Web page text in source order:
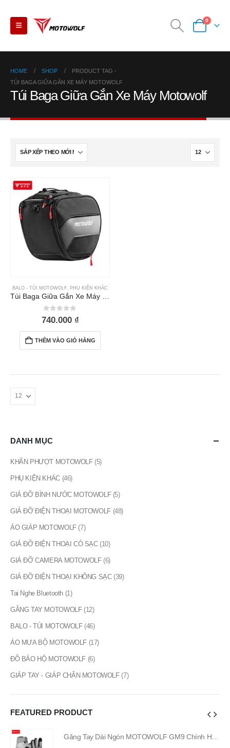
0
HOME SHOP
PRODUCT TAG -
TÚI BAGA GIỮA GẮN XE MÁY MOTOWOLF
Túi Baga Giữa Gắn Xe Máy Motowolf
BALO - TÚI MOTOWOLF PHỤ KIỆN KHÁC
0 out of 5
740.000 ₫
THÊM VÀO GIỎ HÀNG
DANH MỤC
KHĂN PHƯỢT MOTOWOLF (5)
PHỤ KIỆN KHÁC (46)
GIÁ ĐỠ BÌNH NƯỚC MOTOWOLF (5)
GIÁ ĐỠ ĐIỆN THOẠI MOTOWOLF (48)
ÁO GIÁP MOTOWOLF (7)
GIÁ ĐỠ ĐIỆN THOẠI CÓ SẠC (10)
GIÁ ĐỠ CAMERA MOTOWOLF (6)
GIÁ ĐỠ ĐIỆN THOẠI KHÔNG SẠC (39)
Tai Nghe Bluetooth (1)
GĂNG TAY MOTOWOLF (12)
BALO - TÚI MOTOWOLF (46)
ÁO MƯA BỘ MOTOWOLF (17)
ĐỒ BẢO HỘ MOTOWOLF (6)
GIÁP TAY - GIÁP CHÂN MOTOWOLF (7)
FEATURED PRODUCT
Găng Tay Dài Ngón MOTOWOLF GM9 Chính Hãng